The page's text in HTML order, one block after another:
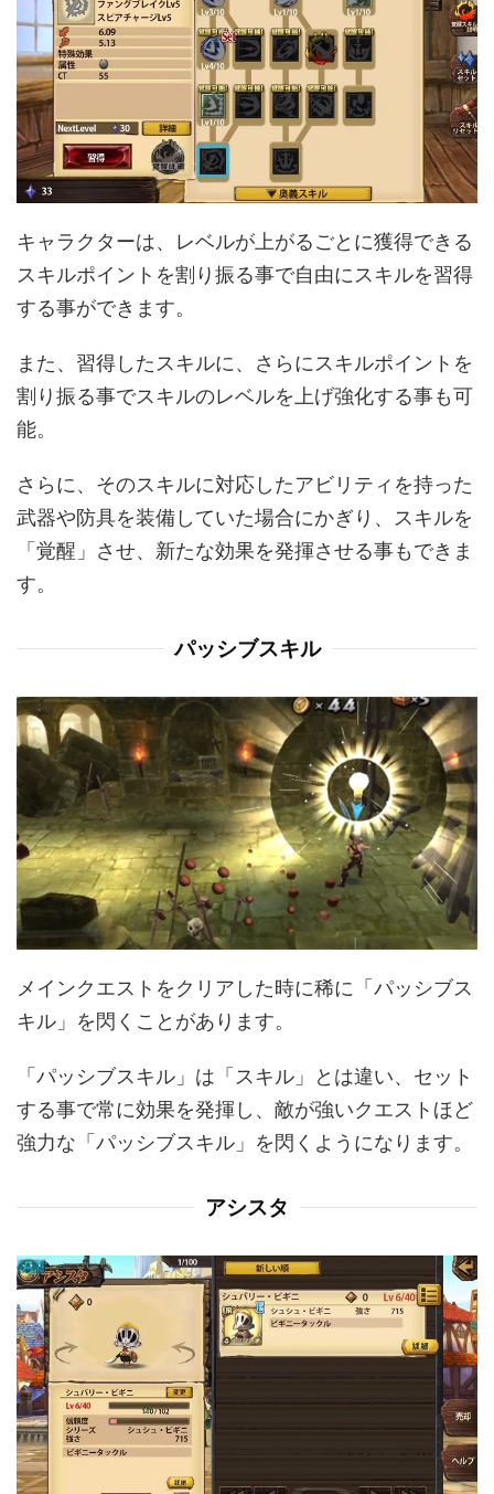
キャラクターは、レベルが上がるごとに獲得できる
スキルポイントを割り振る事で自由にスキルを習得
する事ができます。
また、習得したスキルに、さらにスキルポイントを
割り振る事でスキルのレベルを上げ強化する事も可
能。
さらに、そのスキルに対応したアビリティを持った
武器や防具を装備していた場合にかぎり、スキルを
「覚醒」させ、新たな効果を発揮させる事もできま
す。
パッシブスキル
メインクエストをクリアした時に稀に「パッシブス
キル」を閃くことがあります。
「パッシブスキル」は「スキル」とは違い、セット
する事で常に効果を発揮し、敵が強いクエストほど
強力な「パッシブスキル」を閃くようになります。
アシスタ